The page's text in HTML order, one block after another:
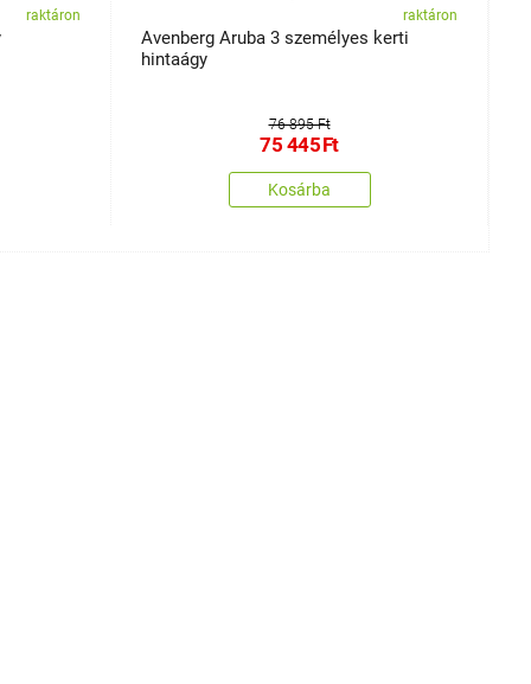
raktáron raktáron
Avenberg Aruba 3 személyes kerti
hintaágy
76 895 Ft
75 445Ft
Kosárba